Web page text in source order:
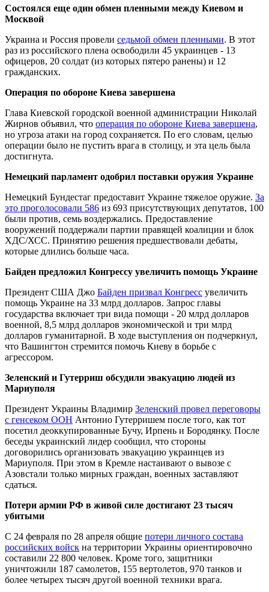
Состоялся еще один обмен пленными между Киевом и
Москвой
Украина и Россия провели седьмой обмен пленными. В этот
раз из российского плена освободили 45 украинцев - 13
офицеров, 20 солдат (из которых пятеро ранены) и 12
гражданских.
Операция по обороне Киева завершена
Глава Киевской городской военной администрации Николай
Жирнов объявил, что операция по обороне Киева завершена,
но угроза атаки на город сохраняется. По его словам, целью
операции было не пустить врага в столицу, и эта цель была
достигнута.
Немецкий парламент одобрил поставки оружия Украине
Немецкий Бундестаг предоставит Украине тяжелое оружие. За
это проголосовали 586 из 693 присутствующих депутатов, 100
были против, семь воздержались. Предоставление
вооружений поддержали партии правящей коалиции и блок
ХДС/ХСС. Принятию решения предшествовали дебаты,
которые длились больше часа.
Байден предложил Конгрессу увеличить помощь Украине
Президент США Джо Байден призвал Конгресс увеличить
помощь Украине на 33 млрд долларов. Запрос главы
государства включает три вида помощи - 20 млрд долларов
военной, 8,5 млрд долларов экономической и три млрд
долларов гуманитарной. В ходе выступления он подчеркнул,
что Вашингтон стремится помочь Киеву в борьбе с
агрессором.
Зеленский и Гутерриш обсудили эвакуацию людей из
Мариуполя
Президент Украины Владимир Зеленский провел переговоры
с генсеком ООН Антонио Гутерришем после того, как тот
посетил деоккупированные Бучу, Ирпень и Бородянку. После
беседы украинский лидер сообщил, что стороны
договорились организовать эвакуацию украинцев из
Мариуполя. При этом в Кремле настаивают о вывозе с
Азовстали только мирных граждан, военных заставляют
сдаться.
Потери армии РФ в живой силе достигают 23 тысяч
убитыми
С 24 февраля по 28 апреля общие потери личного состава
российских войск на территории Украины ориентировочно
составили 22 800 человек. Кроме того, защитники
уничтожили 187 самолетов, 155 вертолетов, 970 танков и
более четырех тысяч другой военной техники врага.